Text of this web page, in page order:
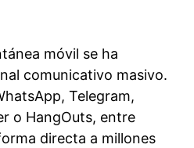
móvil se ha
comunicativo masivo.
Telegram,
o HangOuts, entre
directa a millones